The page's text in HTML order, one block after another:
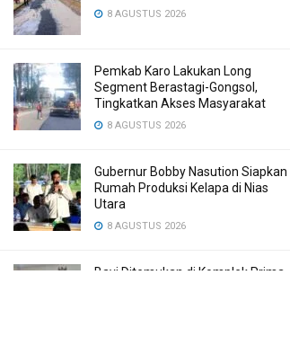
8 AGUSTUS 2026
Pemkab Karo Lakukan Long
Segment Berastagi-Gongsol,
Tingkatkan Akses Masyarakat
8 AGUSTUS 2026
Gubernur Bobby Nasution Siapkan
Rumah Produksi Kelapa di Nias
Utara
8 AGUSTUS 2026
Bayi Ditemukan di Komplek Prima